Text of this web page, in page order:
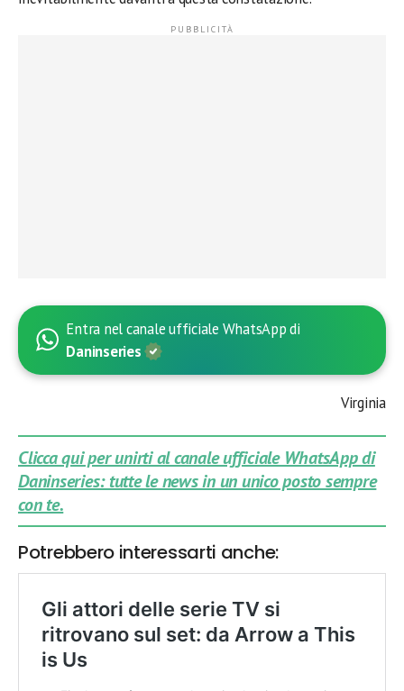
Entra nel canale ufficiale WhatsApp di
Daninseries
Virginia
Clicca qui per unirti al canale ufficiale WhatsApp di
Daninseries: tutte le news in un unico posto sempre
con te.
Potrebbero interessarti anche: